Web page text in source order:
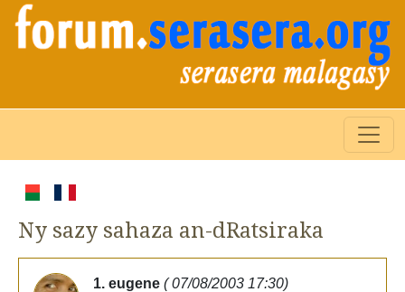
Ny sazy sahaza an-dRatsiraka
1. eugene ( 07/08/2003 17:30)